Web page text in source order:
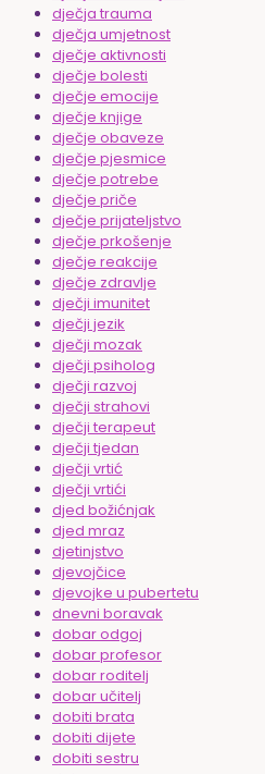
dječja trauma
dječja umjetnost
dječje aktivnosti
dječje bolesti
dječje emocije
dječje knjige
dječje obaveze
dječje pjesmice
dječje potrebe
dječje priče
dječje prijateljstvo
dječje prkošenje
dječje reakcije
dječje zdravlje
dječji imunitet
dječji jezik
dječji mozak
dječji psiholog
dječji razvoj
dječji strahovi
dječji terapeut
dječji tjedan
dječji vrtić
dječji vrtići
djed božićnjak
djed mraz
djetinjstvo
djevojčice
djevojke u pubertetu
dnevni boravak
dobar odgoj
dobar profesor
dobar roditelj
dobar učitelj
dobiti brata
dobiti dijete
dobiti sestru